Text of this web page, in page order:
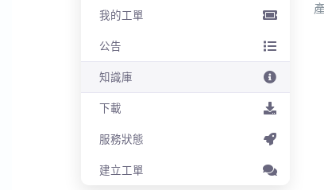
我的工單
公告
知識庫
下載
服務狀態
建立工單